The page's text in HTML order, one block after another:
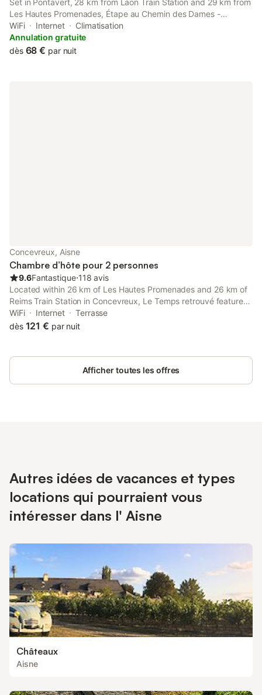
Set in Pontavert, 28 km from Laon Train Station and 29 km from
Les Hautes Promenades, Étape au Chemin des Dames -
Chambre et table d'hôtes offers a garden and air conditioning. It
is located 30 km from Reims Train Station and offers bicycle
parking.
WiFi Internet
Climatisation
Annulation gratuite
dès 68 € par nuit
Concevreux, Aisne
Chambre d’hôte pour 2 personnes
9.6Fantastique⋅118 avis
Located within 26 km of Les Hautes Promenades and 26 km of
Reims Train Station in Concevreux, Le Temps retrouvé features
accommodation with seating area.
WiFi Internet
Terrasse
dès 121 € par nuit
Afficher toutes les offres
Autres idées de vacances et types
locations qui pourraient vous
intéresser dans l' Aisne
Châteaux
Aisne